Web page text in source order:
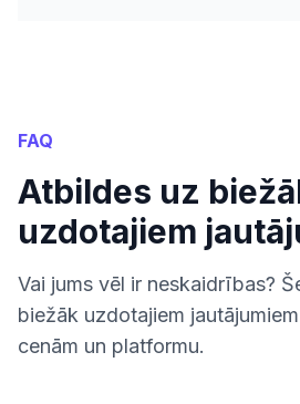
FAQ
Atbildes uz
uzdotajiem
Vai jums vēl ir neskaidrības?
biežāk uzdotajiem
cenām un platformu.